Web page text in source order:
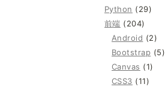
Python (29)
前端 (204)
Android (2)
Bootstrap (5)
Canvas (1)
CSS3 (11)